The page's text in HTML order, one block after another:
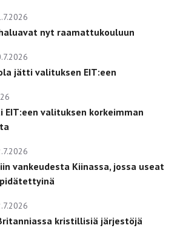
nyt raamattukouluun
jätti valituksen EIT:een
EIT:een valituksen korkeimman
vankeudesta Kiinassa, jossa useat
kristillisiä järjestöjä